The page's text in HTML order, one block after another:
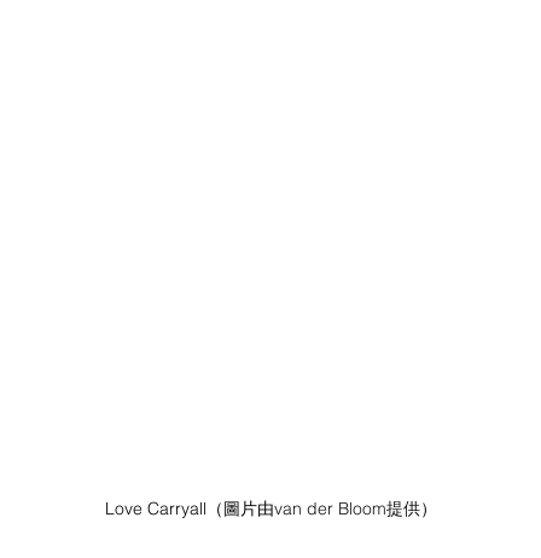
Love Carryall（圖片由van der Bloom提供）